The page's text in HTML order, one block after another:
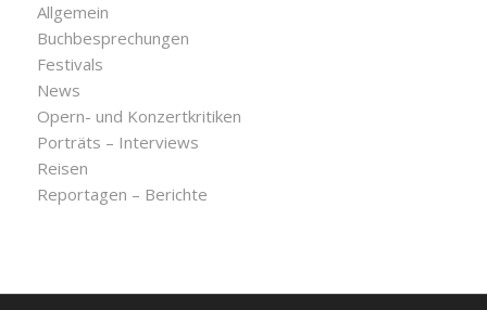
Allgemein
Buchbesprechungen
Festivals
News
Opern- und Konzertkritiken
Porträts – Interviews
Reisen
Reportagen – Berichte